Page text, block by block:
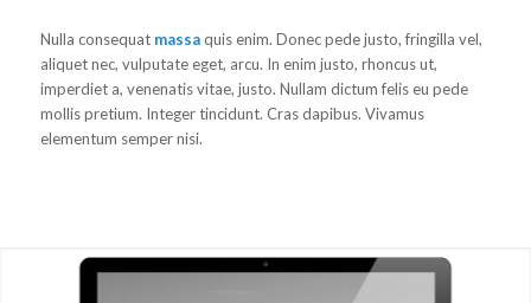
Nulla consequat massaquis enim. Donec pede justo, fringilla vel,
aliquet nec, vulputate eget, arcu. In enim justo, rhoncus ut,
imperdiet a, venenatis vitae, justo. Nullam dictum felis eu pede
mollis pretium. Integer tincidunt. Cras dapibus. Vivamus
elementum semper nisi.